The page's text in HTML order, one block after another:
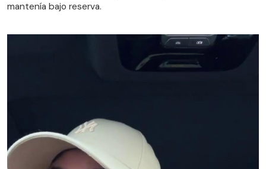
mantenía bajo reserva.